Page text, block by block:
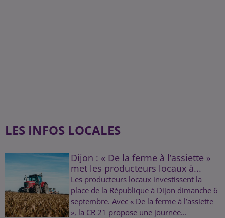
LES INFOS LOCALES
Dijon : « De la ferme à l’assiette »
met les producteurs locaux à...
Les producteurs locaux investissent la
place de la République à Dijon dimanche 6
septembre. Avec « De la ferme à l’assiette
», la CR 21 propose une journée...